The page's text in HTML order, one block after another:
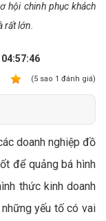
hội chinh phục khách
rất lớn.
(5 sao 1 đánh giá)
doanh nghiệp đồ
để quảng bá hình
thức kinh doanh
yếu tố có vai